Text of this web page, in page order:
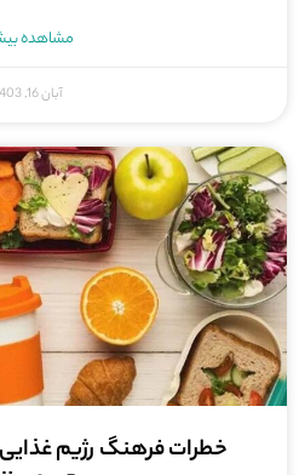
مشاهده
آبان 16, 1403
خطرات فرهنگ رژیم